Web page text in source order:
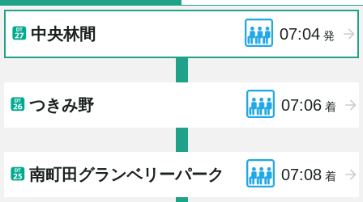
中央林間 07:04 発
つきみ野 07:06 着
南町田グランベリーパーク 07:08 着